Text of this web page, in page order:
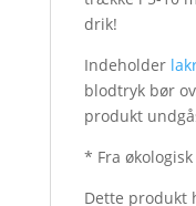
drik!
Indeholder
blodtryk bør
produkt
* Fra
Dette produkt